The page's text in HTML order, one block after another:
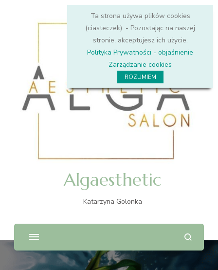
Algaesthetic
Katarzyna Golonka
Ta strona używa plików cookies
(ciasteczek). - Pozostając na naszej
stronie, akceptujesz ich użycie.
Polityka Prywatności - objaśnienie
Zarządzanie cookies
ROZUMIEM